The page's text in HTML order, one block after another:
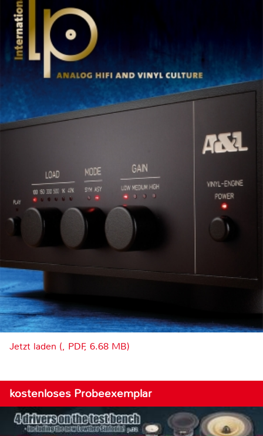
Jetzt laden (, PDF, 6.68 MB)
kostenloses Probeexemplar